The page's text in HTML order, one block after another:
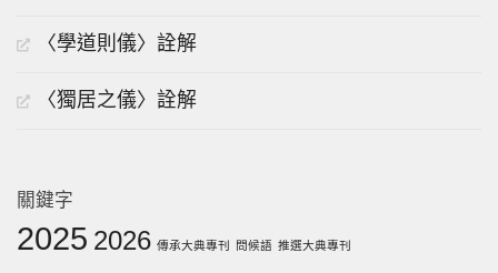
〈學道則儀〉詮解
〈獨居之儀〉詮解
關鍵字
2025 2026 傳承大典專刊 問候語 推選大典專刊